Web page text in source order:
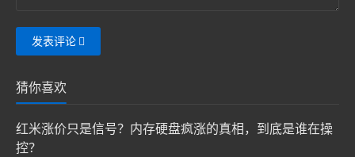
发表评论
猜你喜欢
红米涨价只是信号？内存硬盘疯涨的真相，到底是谁在操
控？